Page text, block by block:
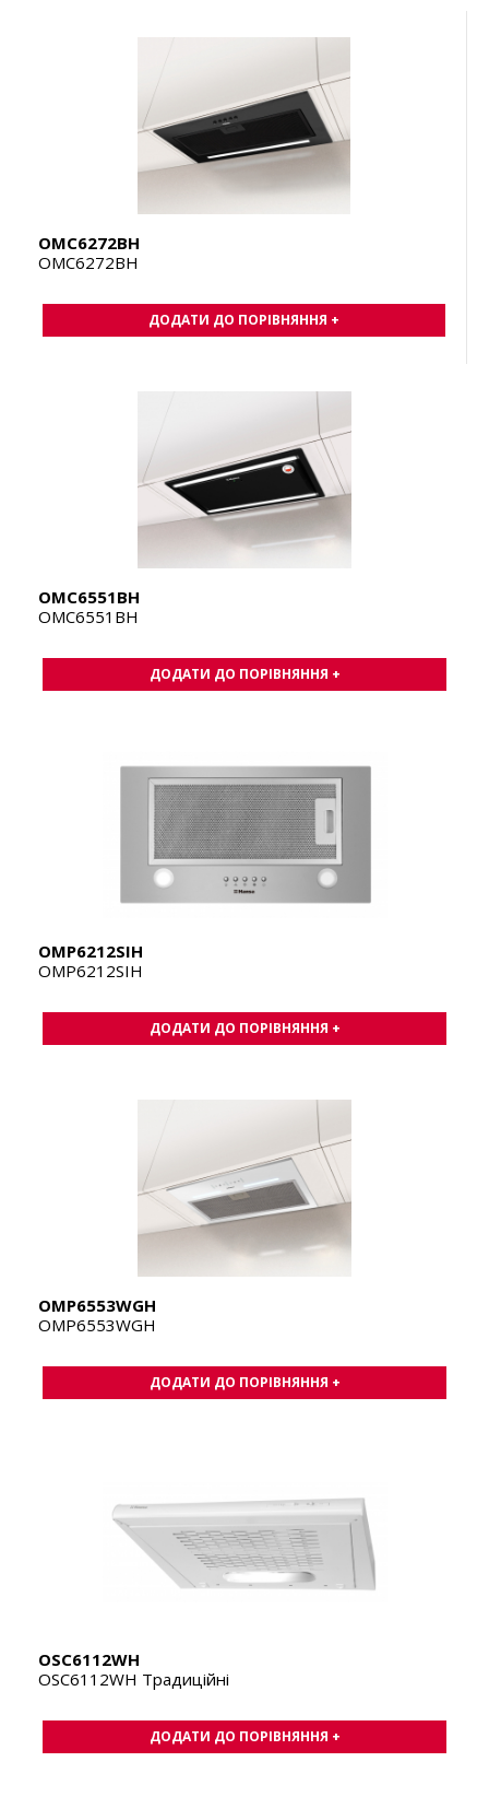
OMC6272BH
OMC6272BH
ДОДАТИ ДО ПОРІВНЯННЯ +
OMC6551BH
OMC6551BH
ДОДАТИ ДО ПОРІВНЯННЯ +
OMP6212SIH
OMP6212SIH
ДОДАТИ ДО ПОРІВНЯННЯ +
OMP6553WGH
OMP6553WGH
ДОДАТИ ДО ПОРІВНЯННЯ +
OSC6112WH
OSC6112WH Традиційні
ДОДАТИ ДО ПОРІВНЯННЯ +